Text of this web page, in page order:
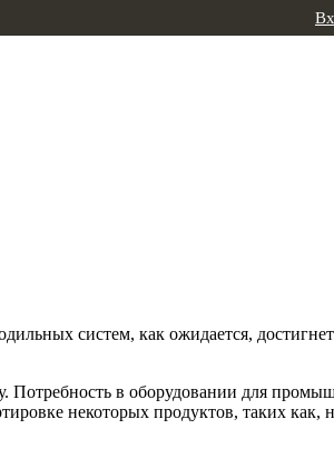
систем, как ожидается,
Потребность в оборудовании для
некоторых продуктов, таких как,